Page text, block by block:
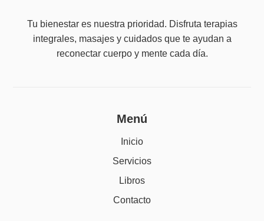
Tu bienestar es nuestra prioridad. Disfruta terapias
integrales, masajes y cuidados que te ayudan a
reconectar cuerpo y mente cada día.
Menú
Inicio
Servicios
Libros
Contacto